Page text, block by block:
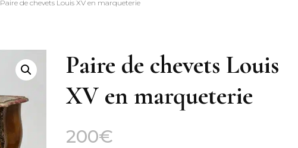
Paire de chevets Louis XV en marqueterie
Paire de chevets Louis
XV en marqueterie
200€